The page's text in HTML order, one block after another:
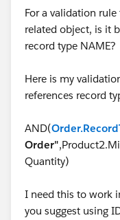
For a validation
related object, is it
record type NAME?
Here is my
references record
AND(
Order"
Quantity)
I need this to work
you suggest using